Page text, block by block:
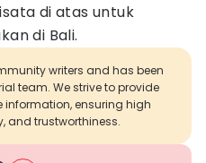
di atas untuk
di Bali.
writers and has been
team. We strive to provide
ensuring high
and trustworthiness.